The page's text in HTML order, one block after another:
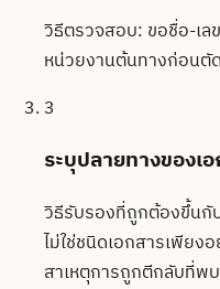
วิธีตรวจสอบ: ขอชื่อ-เล
หน่วยงานต้นทางก่อนตั
3
ระบุปลายทางของเ
วิธีรับรองที่ถูกต้องขึ้นกั
ไม่ใช่ชนิดเอกสารเพีย
สาเหตุการถูกตีกลับที่พ